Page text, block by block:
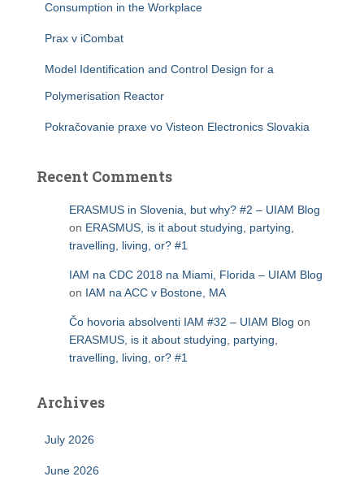
Consumption in the Workplace
Prax v iCombat
Model Identification and Control Design for a
Polymerisation Reactor
Pokračovanie praxe vo Visteon Electronics Slovakia
Recent Comments
ERASMUS in Slovenia, but why? #2 – UIAM Blog
on ERASMUS, is it about studying, partying,
travelling, living, or? #1
IAM na CDC 2018 na Miami, Florida – UIAM Blog
on IAM na ACC v Bostone, MA
Čo hovoria absolventi IAM #32 – UIAM Blog on
ERASMUS, is it about studying, partying,
travelling, living, or? #1
Archives
July 2026
June 2026